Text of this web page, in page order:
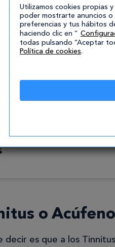
o
es que a los Tinnitus
Utilizamos cookies propias
poder mostrarte anuncios
preferencias y tus hábitos
haciendo clic en “
todas pulsando “Aceptar
Política de cookies.